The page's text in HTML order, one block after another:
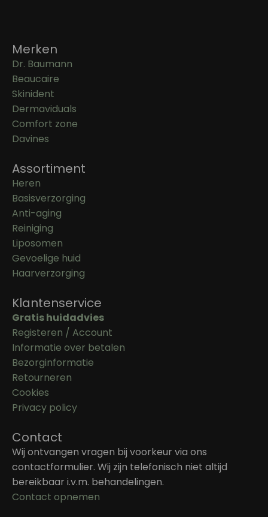
Merken
Dr. Baumann
Beaucaire
Skinident
Dermaviduals
Comfort zone
Davines
Assortiment
Heren
Basisverzorging
Anti-aging
Reiniging
Liposomen
Gevoelige huid
Haarverzorging
Klantenservice
Gratis huidadvies
Registeren / Account
Informatie over betalen
Bezorginformatie
Retourneren
Cookies
Privacy policy
Contact
Wij ontvangen vragen bij voorkeur via ons
contactformulier. Wij zijn telefonisch niet altijd
bereikbaar i.v.m. behandelingen.
Contact opnemen